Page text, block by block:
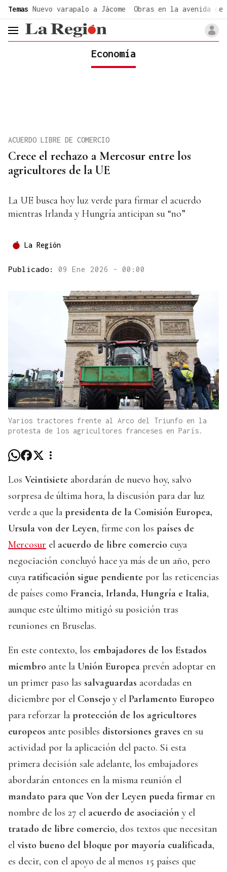
Temas Nuevo varapalo a Jácome Obras en la avenida de
header.menu.open
Economía
Crece el rechazo a Mercosur entre los
agricultores de la UE
ACUERDO LIBRE DE COMERCIO
La UE busca hoy luz verde para firmar el acuerdo
mientras Irlanda y Hungría anticipan su “no”
La Región
Publicado: 09 Ene 2026 - 00:00
Varios tractores frente al Arco del Triunfo en la
protesta de los agricultores franceses en París.
Los Veintisiete abordarán de nuevo hoy, salvo
sorpresa de última hora, la discusión para dar luz
verde a que la presidenta de la Comisión Europea,
Ursula von der Leyen, firme con los países de
Mercosur el acuerdo de libre comercio cuya
negociación concluyó hace ya más de un año, pero
cuya ratificación sigue pendiente por las reticencias
de países como Francia, Irlanda, Hungría e Italia,
aunque este último mitigó su posición tras
reuniones en Bruselas.
En este contexto, los embajadores de los Estados
miembro ante la Unión Europea prevén adoptar en
un primer paso las salvaguardas acordadas en
diciembre por el Consejo y el Parlamento Europeo
para reforzar la protección de los agricultores
europeos ante posibles distorsiones graves en su
actividad por la aplicación del pacto. Si esta
primera decisión sale adelante, los embajadores
abordarán entonces en la misma reunión el
mandato para que Von der Leyen pueda firmar en
nombre de los 27 el acuerdo de asociación y el
tratado de libre comercio, dos textos que necesitan
el visto bueno del bloque por mayoría cualificada,
es decir, con el apoyo de al menos 15 países que